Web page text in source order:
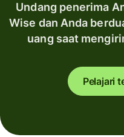
Undang penerima
Wise dan Anda
uang saat
Pelajari